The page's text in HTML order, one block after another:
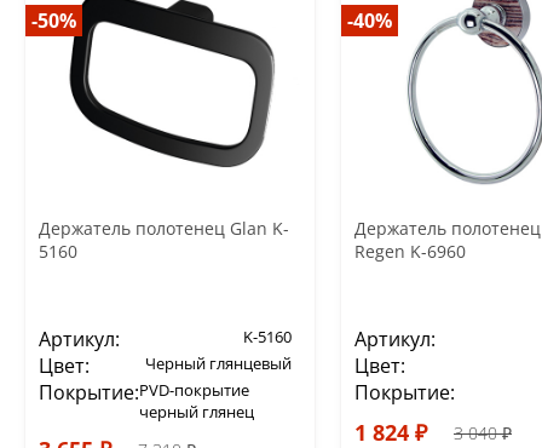
-50%
Держатель полотенец Glan K-
5160
Артикул: K-5160
Цвет: Черный глянцевый
Покрытие:PVD-покрытие
черный глянец
-40%
Держатель
Regen K-6960
Артикул:
Цвет:
Покрытие:
1 824 ₽ 3 040 ₽